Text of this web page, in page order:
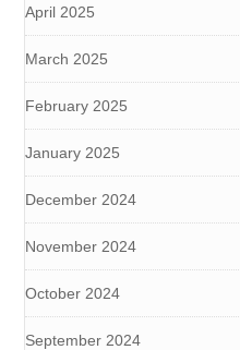
April 2025
March 2025
February 2025
January 2025
December 2024
November 2024
October 2024
September 2024